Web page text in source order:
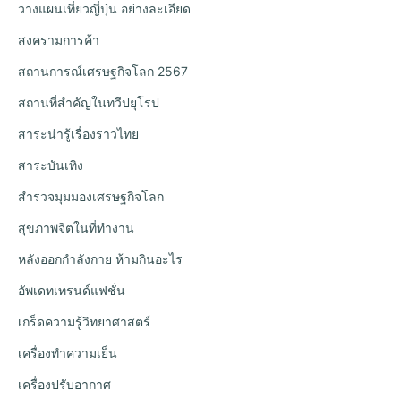
วางแผนเที่ยวญี่ปุ่น อย่างละเอียด
สงครามการค้า
สถานการณ์เศรษฐกิจโลก 2567
สถานที่สำคัญในทวีปยุโรป
สาระน่ารู้เรื่องราวไทย
สาระบันเทิง
สำรวจมุมมองเศรษฐกิจโลก
สุขภาพจิตในที่ทำงาน
หลังออกกําลังกาย ห้ามกินอะไร
อัพเดทเทรนด์แฟชั่น
เกร็ดความรู้วิทยาศาสตร์
เครื่องทำความเย็น
เครื่องปรับอากาศ